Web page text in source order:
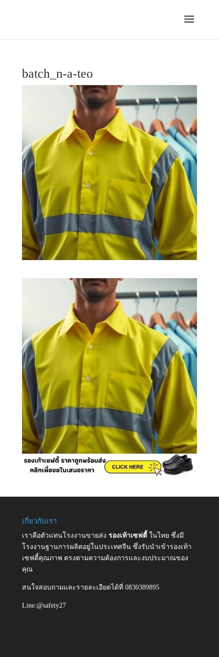
batch_n-a-teo
เกี่ยวกับเรา
เราคือตัวแทนโรงงานขายส่ง รองเท้าเซฟตี้ ในไทย ซึ่งมี
โรงงานฐานการผลิตอยู่ในประเทศจีน ซึ่งรับนำเข้ารองเท้า
เซฟตี้คุณภาพ ตรงตามความต้องการและงบประมาณของ
คุณ
สนใจสอบถามและรายละเอียดได้ที่ 0830389895
Line:@safety27